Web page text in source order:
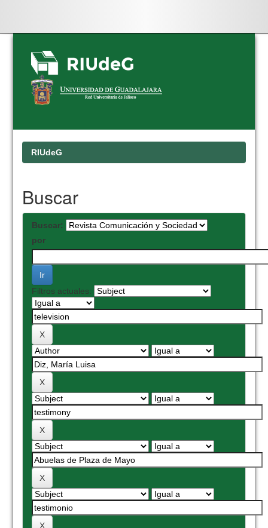
Skip
navigation
RIUdeG
Buscar
Buscar:
por
Filtros actuales: